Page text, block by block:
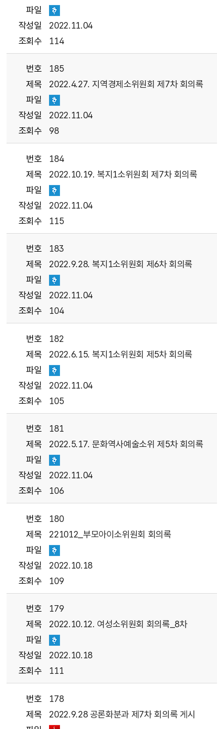
파일
작성일
2022.11.04
조회수
114
번호
185
제목
2022.4.27. 지역경제소위원회 제7차 회의록
파일
작성일
2022.11.04
조회수
98
번호
184
제목
2022.10.19. 복지1소위원회 제7차 회의록
파일
작성일
2022.11.04
조회수
115
번호
183
제목
2022.9.28. 복지1소위원회 제6차 회의록
파일
작성일
2022.11.04
조회수
104
번호
182
제목
2022.6.15. 복지1소위원회 제5차 회의록
파일
작성일
2022.11.04
조회수
105
번호
181
제목
2022.5.17. 문화역사예술소위 제5차 회의록
파일
작성일
2022.11.04
조회수
106
번호
180
제목
221012_부모아이소위원회 회의록
파일
작성일
2022.10.18
조회수
109
번호
179
제목
2022.10.12. 여성소위원회 회의록_8차
파일
작성일
2022.10.18
조회수
111
번호
178
제목
2022.9.28 공론화분과 제7차 회의록 게시